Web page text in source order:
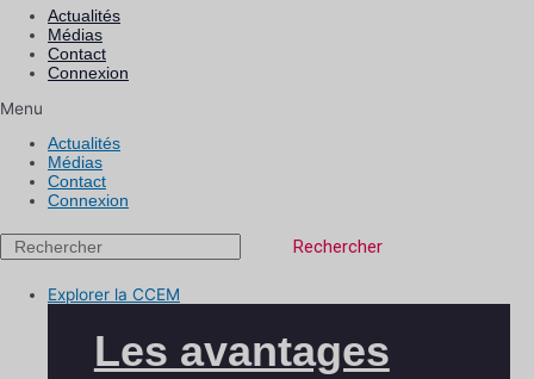
Actualités
Médias
Contact
Connexion
Menu
Actualités
Médias
Contact
Connexion
Rechercher
Explorer la CCEM
Les avantages